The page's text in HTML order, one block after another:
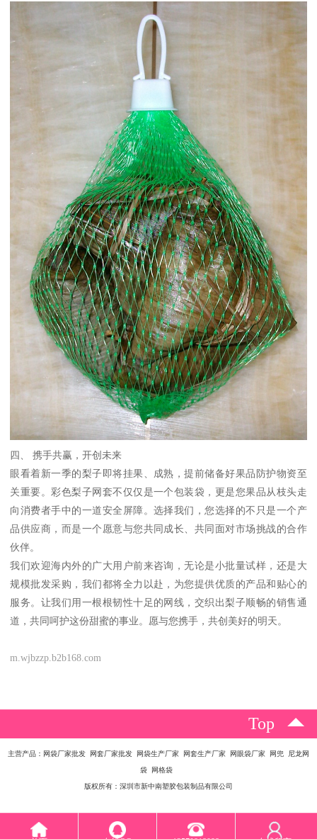
四、 携手共赢，开创未来
眼看着新一季的梨子即将挂果、成熟，提前储备好果品防护物资至
关重要。彩色梨子网套不仅仅是一个包装袋，更是您果品从枝头走
向消费者手中的一道安全屏障。选择我们，您选择的不只是一个产
品供应商，而是一个愿意与您共同成长、共同面对市场挑战的合作
伙伴。
我们欢迎海内外的广大用户前来咨询，无论是小批量试样，还是大
规模批发采购，我们都将全力以赴，为您提供优质的产品和贴心的
服务。让我们用一根根韧性十足的网线，交织出梨子顺畅的销售通
道，共同呵护这份甜蜜的事业。愿与您携手，共创美好的明天。
m.wjbzzp.b2b168.com
Top
主营产品：网袋厂家批发 网套厂家批发 网袋生产厂家 网套生产厂家 网眼袋厂家 网兜 尼龙网
袋 网格袋
版权所有：深圳市新中南塑胶包装制品有限公司